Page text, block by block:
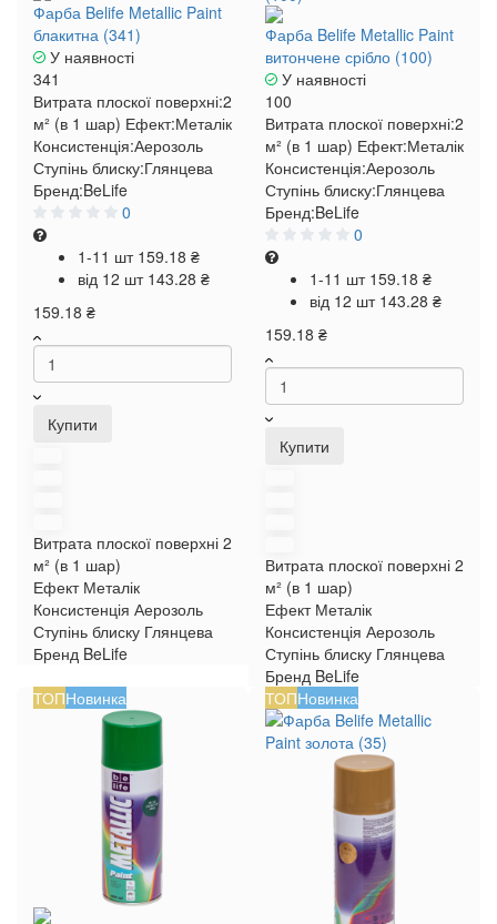
Фарба Belife Metallic Paint
блакитна (341)
У наявності
341
Витрата плоскої поверхні:2
м² (в 1 шар) Ефект:Металік
Консистенція:Аерозоль
Ступінь блиску:Глянцева
Бренд:BeLife
0
1-11 шт 159.18 ₴
від 12 шт 143.28 ₴
159.18 ₴
Купити
Витрата плоскої поверхні 2
м² (в 1 шар)
Ефект Металік
Консистенція Аерозоль
Ступінь блиску Глянцева
Бренд BeLife
Фарба Belife Metallic Paint
витончене срібло (100)
У наявності
100
Витрата плоскої поверхні:2
м² (в 1 шар) Ефект:Металік
Консистенція:Аерозоль
Ступінь блиску:Глянцева
Бренд:BeLife
0
1-11 шт 159.18 ₴
від 12 шт 143.28 ₴
159.18 ₴
Купити
Витрата плоскої поверхні 2
м² (в 1 шар)
Ефект Металік
Консистенція Аерозоль
Ступінь блиску Глянцева
Бренд BeLife
ТОПНовинка ТОПНовинка